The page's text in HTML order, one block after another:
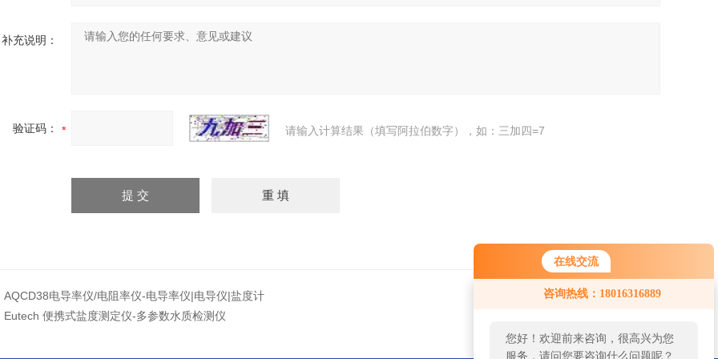
在线交流
咨询热线：18016316889
您好！欢迎前来咨询，很高兴为您
服务，请问您要咨询什么问题呢？
您好，看您停留很久了，是否找到
补充说明：
验证码： 请输入计算结果（填写阿拉伯数字），如：三加四=7
AQCD38电导率仪/电阻率仪-电导率仪|电导仪|盐度计
Eutech 便携式盐度测定仪-多参数水质检测仪